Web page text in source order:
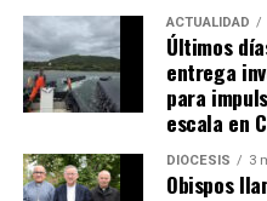
ARTÍCULOS RELACIONADOS:
ACTUALIDAD
Últimos
entrega
para
escala en
DIÓCESIS 3
Obispos